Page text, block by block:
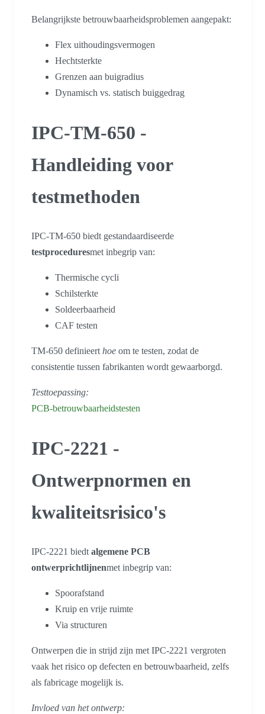
Belangrijkste betrouwbaarheidsproblemen aangepakt:
Flex uithoudingsvermogen
Hechtsterkte
Grenzen aan buigradius
Dynamisch vs. statisch buiggedrag
IPC-TM-650 -
Handleiding voor
testmethoden
IPC-TM-650 biedt gestandaardiseerde
testproceduresmet inbegrip van:
Thermische cycli
Schilsterkte
Soldeerbaarheid
CAF testen
TM-650 definieert hoe om te testen, zodat de
consistentie tussen fabrikanten wordt gewaarborgd.
Testtoepassing:
PCB-betrouwbaarheidstesten
IPC-2221 -
Ontwerpnormen en
kwaliteitsrisico's
IPC-2221 biedt algemene PCB
ontwerprichtlijnenmet inbegrip van:
Spoorafstand
Kruip en vrije ruimte
Via structuren
Ontwerpen die in strijd zijn met IPC-2221 vergroten
vaak het risico op defecten en betrouwbaarheid, zelfs
als fabricage mogelijk is.
Invloed van het ontwerp: